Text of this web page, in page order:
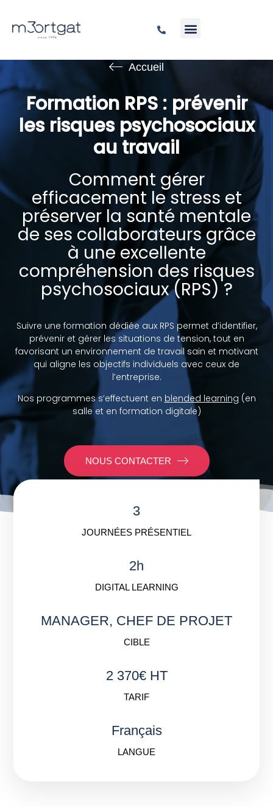
Accueil
Formation RPS : prévenir
les risques psychosociaux
au travail
Comment gérer
efficacement le stress et
préserver la santé mentale
de ses collaborateurs grâce
à une excellente
compréhension des risques
psychosociaux (RPS) ?
Suivre une formation dédiée aux RPS permet d’identifier,
prévenir et gérer les situations de tension, tout en
favorisant un environnement de travail sain et motivant
qui aligne les objectifs individuels avec ceux de
l’entreprise.
Nos programmes s’effectuent en blended learning (en
salle et en formation digitale)
NOUS CONTACTER
3
JOURNÉES PRÉSENTIEL
2h
DIGITAL LEARNING
MANAGER, CHEF DE PROJET
CIBLE
2 370€ HT
TARIF
Français
LANGUE